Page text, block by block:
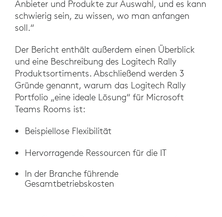
Anbieter und Produkte zur Auswahl, und es kann
schwierig sein, zu wissen, wo man anfangen
soll.“
Der Bericht enthält außerdem einen Überblick
und eine Beschreibung des Logitech Rally
Produktsortiments. Abschließend werden 3
Gründe genannt, warum das Logitech Rally
Portfolio „eine ideale Lösung“ für Microsoft
Teams Rooms ist:
Beispiellose Flexibilität
Hervorragende Ressourcen für die IT
In der Branche führende
Gesamtbetriebskosten